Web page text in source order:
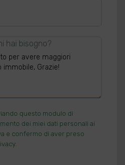
hai bisogno?
questo modulo di
dei miei dati personali ai
e confermo di aver preso